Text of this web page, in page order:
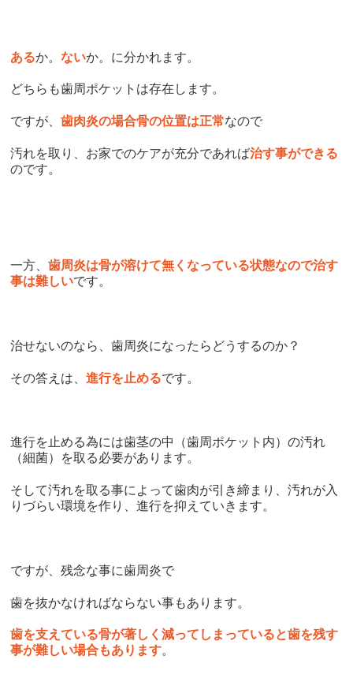
あるか。ないか。に分かれます。
どちらも歯周ポケットは存在します。
ですが、歯肉炎の場合骨の位置は正常なので
汚れを取り、お家でのケアが充分であれば治す事ができる
のです。
一方、歯周炎は骨が溶けて無くなっている状態なので治す
事は難しいです。
治せないのなら、歯周炎になったらどうするのか？
その答えは、進行を止めるです。
進行を止める為には歯茎の中（歯周ポケット内）の汚れ
（細菌）を取る必要があります。
そして汚れを取る事によって歯肉が引き締まり、汚れが入
りづらい環境を作り、進行を抑えていきます。
ですが、残念な事に歯周炎で
歯を抜かなければならない事もあります。
歯を支えている骨が著しく減ってしまっていると歯を残す
事が難しい場合もあります。